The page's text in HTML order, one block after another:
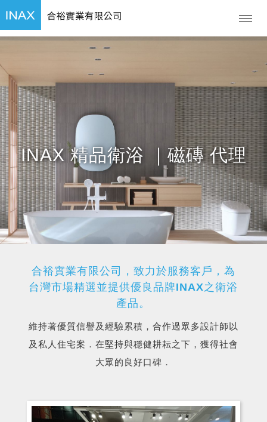
INAX精品衛浴 ｜磁磚 代理
合裕實業有限公司，致力於服務客戶，為
台灣市場精選並提供優良品牌INAX之衛浴
產品。
維持著優質信譽及經驗累積，合作過眾多設計師以
及私人住宅案．在堅持與穩健耕耘之下，獲得社會
大眾的良好口碑．